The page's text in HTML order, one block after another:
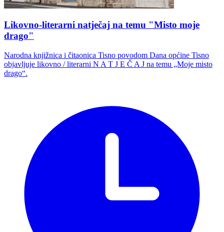
Likovno-literarni natječaj na temu "Misto moje
drago"
Narodna knjižnica i čitaonica Tisno povodom Dana općine Tisno
objavljuje likovno / literarni N A T J E Č A J na temu „Moje misto
drago“.